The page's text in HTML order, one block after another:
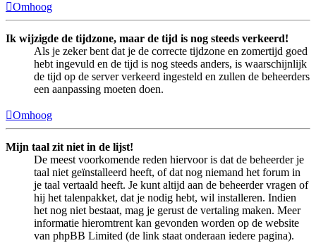
Omhoog
Ik wijzigde de tijdzone, maar de tijd is nog steeds verkeerd!
Als je zeker bent dat je de correcte tijdzone en zomertijd goed
hebt ingevuld en de tijd is nog steeds anders, is waarschijnlijk
de tijd op de server verkeerd ingesteld en zullen de beheerders
een aanpassing moeten doen.
Omhoog
Mijn taal zit niet in de lijst!
De meest voorkomende reden hiervoor is dat de beheerder je
taal niet geïnstalleerd heeft, of dat nog niemand het forum in
je taal vertaald heeft. Je kunt altijd aan de beheerder vragen of
hij het talenpakket, dat je nodig hebt, wil installeren. Indien
het nog niet bestaat, mag je gerust de vertaling maken. Meer
informatie hieromtrent kan gevonden worden op de website
van phpBB Limited (de link staat onderaan iedere pagina).